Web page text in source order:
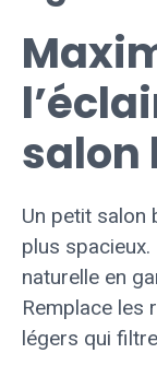
salon
Un petit salon
plus
naturelle en
Remplace les
légers qui